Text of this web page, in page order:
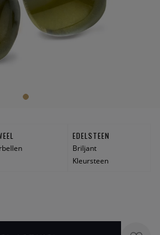
EDELSTEEN
Briljant
Kleursteen